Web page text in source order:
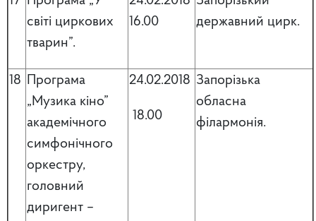
світі циркових
тварин”.
16.00
державний цирк.
18 Програма
„Музика кіно”
академічного
симфонічного
оркестру,
головний
диригент –
24.02.2018
18.00
Запорізька
обласна
філармонія.